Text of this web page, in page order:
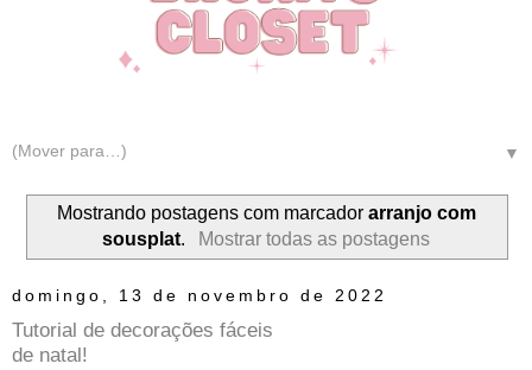
▼
Mostrando postagens com marcador arranjo com
sousplat. Mostrar todas as postagens
domingo, 13 de novembro de 2022
Tutorial de decorações fáceis
de natal!